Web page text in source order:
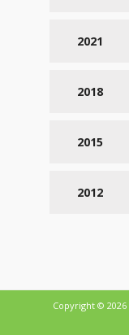
2021
2018
2015
2012
Copyright © 2026